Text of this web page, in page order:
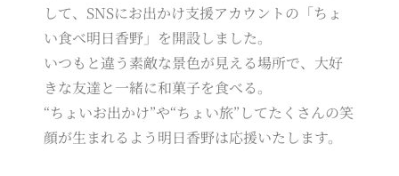
して、SNSにお出かけ支援アカウントの「ちょ
い食べ明日香野」を開設しました。
いつもと違う素敵な景色が見える場所で、大好
きな友達と一緒に和菓子を食べる。
“ちょいお出かけ”や“ちょい旅”してたくさんの笑
顔が生まれるよう明日香野は応援いたします。